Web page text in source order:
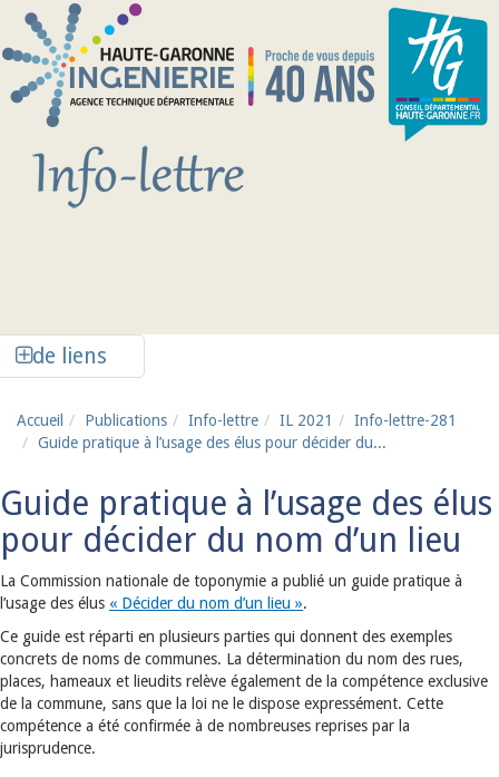
Aller au contenu principal
de liens
Accueil Publications Info-lettre IL 2021
Info-lettre-281
Guide pratique à l’usage des élus pour décider du...
Guide pratique à l’usage des élus
pour décider du nom d’un lieu
La Commission nationale de toponymie a publié un guide pratique à
l’usage des élus « Décider du nom d’un lieu ».
Ce guide est réparti en plusieurs parties qui donnent des exemples
concrets de noms de communes. La détermination du nom des rues,
places, hameaux et lieudits relève également de la compétence exclusive
de la commune, sans que la loi ne le dispose expressément. Cette
compétence a été confirmée à de nombreuses reprises par la
jurisprudence.